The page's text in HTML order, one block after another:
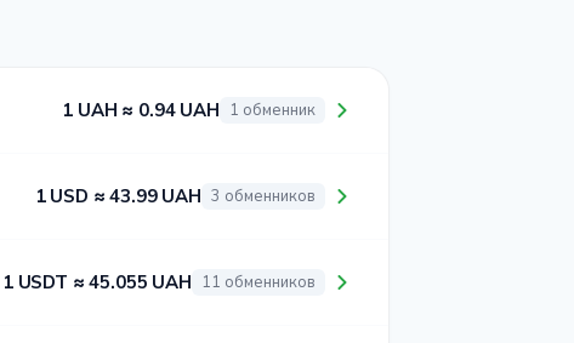
1 UAH ≈ 0.94 UAH 1 обменник
1 USD ≈ 43.99 UAH 3 обменников
1 USDT ≈ 45.055 UAH 11 обменников